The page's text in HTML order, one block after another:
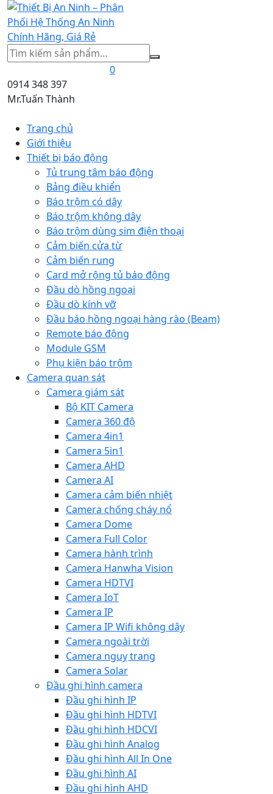
Tìm
kiếm
0
0914 348 397
Mr.Tuấn Thành
Trang chủ
Giới thiệu
Thiết bị báo động
Tủ trung tâm báo động
Bảng điều khiển
Báo trộm có dây
Báo trộm không dây
Báo trộm dùng sim điện thoại
Cảm biến cửa từ
Cảm biến rung
Card mở rộng tủ báo động
Đầu dò hồng ngoại
Đầu dò kính vỡ
Đầu báo hồng ngoại hàng rào (Beam)
Remote báo động
Module GSM
Phụ kiện báo trộm
Camera quan sát
Camera giám sát
Bộ KIT Camera
Camera 360 độ
Camera 4in1
Camera 5in1
Camera AHD
Camera AI
Camera cảm biến nhiệt
Camera chống cháy nổ
Camera Dome
Camera Full Color
Camera hành trình
Camera Hanwha Vision
Camera HDTVI
Camera IoT
Camera IP
Camera IP Wifi không dây
Camera ngoài trời
Camera nguỵ trang
Camera Solar
Đầu ghi hình camera
Đầu ghi hình IP
Đầu ghi hình HDTVI
Đầu ghi hình HDCVI
Đầu ghi hình Analog
Đầu ghi hình All In One
Đầu ghi hình AI
Đầu ghi hình AHD